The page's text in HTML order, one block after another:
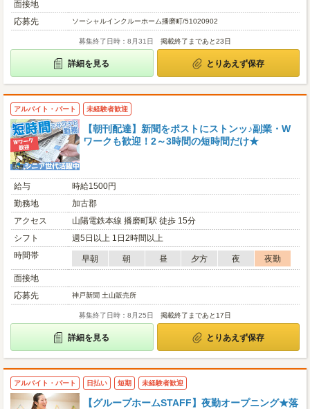
面接地
応募先
ソーシャルインクルーホーム播磨町/51020902
募集終了日時：8月31日 掲載終了まであと23日
詳細を見る とりあえず保存
アルバイト・パート 未経験者歓迎
【朝刊配達】新聞をポストにストンッ♪副業・W
ワークも歓迎！2～3時間の短時間だけ★
給与
時給1500円
勤務地
加古郡
アクセス
山陽電鉄本線 播磨町駅 徒歩 15分
シフト
週5日以上 1日2時間以上
時間帯
早朝 朝 昼 夕方 夜
夜勤
面接地
応募先
神戸新聞 土山販売所
募集終了日時：8月25日 掲載終了まであと17日
詳細を見る とりあえず保存
アルバイト・パート 日払い 短期 未経験者歓迎
【グループホームSTAFF】夜勤オープニング★落